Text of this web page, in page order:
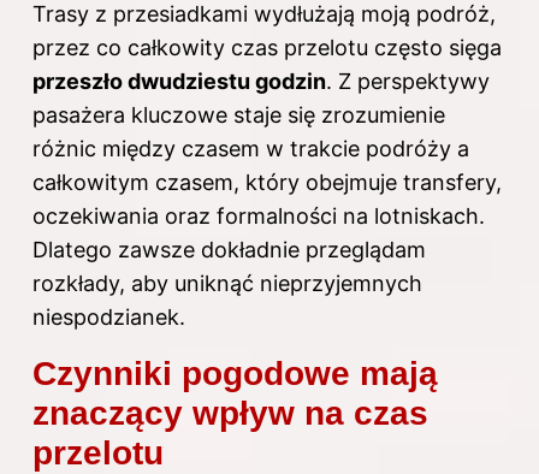
Trasy z przesiadkami wydłużają moją podróż,
przez co całkowity czas przelotu często sięga
przeszło dwudziestu godzin. Z perspektywy
pasażera kluczowe staje się zrozumienie
różnic między czasem w trakcie podróży a
całkowitym czasem, który obejmuje transfery,
oczekiwania oraz formalności na lotniskach.
Dlatego zawsze dokładnie przeglądam
rozkłady, aby uniknąć nieprzyjemnych
niespodzianek.
Czynniki pogodowe mają
znaczący wpływ na czas
przelotu